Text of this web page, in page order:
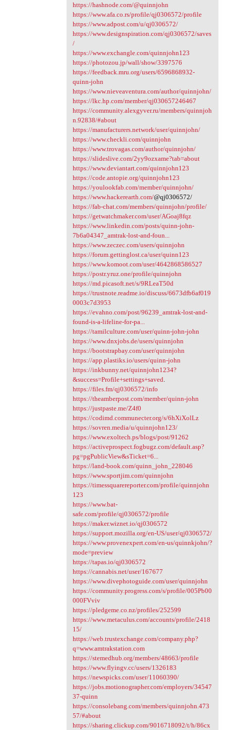
https://hashnode.com/@quinnjohn
https://www.afa.co.rs/profile/qj0306572/profile
https://www.adpost.com/u/qj0306572/
https://www.designspiration.com/qj0306572/saves
/
https://www.exchangle.com/quinnjohn123
https://photozou.jp/wall/show/3397576
https://feedback.mru.org/users/6596868932-
quinn-john
https://www.nieveaventura.com/author/quinnjohn/
https://lkc.hp.com/member/qj030657246467
https://community.alexgyver.ru/members/quinnjoh
n.92838/#about
https://manufacturers.network/user/quinnjohn/
https://www.checkli.com/quinnjohn
https://www.trovagas.com/author/quinnjohn/
https://slideslive.com/2yy9ozxame?tab=about
https://www.deviantart.com/quinnjohn123
https://code.antopie.org/quinnjohn123
https://youlookfab.com/member/quinnjohn/
https://www.hackerearth.com/@qj0306572/
https://fab-chat.com/members/quinnjohn/profile/
https://getwatchmaker.com/user/AGoaj8fqz
https://www.linkedin.com/posts/quinn-john-
7b6a04347_amtrak-lost-and-foun...
https://www.zeczec.com/users/quinnjohn
https://forum.gettinglost.ca/user/quinn123
https://www.komoot.com/user/4642868586527
https://postr.yruz.one/profile/quinnjohn
https://md.picasoft.net/s/9RLeaT50d
https://trustnote.readme.io/discuss/6673dfb6af019
0003c7d3953
https://evahno.com/post/96239_amtrak-lost-and-
found-is-a-lifeline-for-pa...
https://tamilculture.com/user/quinn-john-john
https://www.dnxjobs.de/users/quinnjohn
https://bootstrapbay.com/user/quinnjohn
https://app.plastiks.io/users/quinn-john
https://inkbunny.net/quinnjohn1234?
&success=Profile+settings+saved
https://files.fm/qj0306572/info
https://theamberpost.com/member/quinn-john
https://justpaste.me/Z4f0
https://codimd.communecter.org/s/6hXiXolLz
https://sovren.media/u/quinnjohn123/
https://www.exoltech.ps/blogs/post/91262
https://activeprospect.fogbugz.com/default.asp?
pg=pgPublicView&sTicket=6...
https://land-book.com/quinn_john_228046
https://www.sportjim.com/quinnjohn
https://timessquarereporter.com/profile/quinnjohn
123
https://www.bat-
safe.com/profile/qj0306572/profile
https://maker.wiznet.io/qj0306572
https://support.mozilla.org/en-US/user/qj0306572/
https://www.provenexpert.com/en-us/quinnkjohn/?
mode=preview
https://tapas.io/qj0306572
https://cannabis.net/user/167677
https://www.divephotoguide.com/user/quinnjohn
https://community.progress.com/s/profile/005Pb00
000FVviv
https://pledgeme.co.nz/profiles/252599
https://www.metaculus.com/accounts/profile/2418
15/
https://web.trustexchange.com/company.php?
q=www.amtrakstation.com
https://stemedhub.org/members/48663/profile
https://www.flyingv.cc/users/1326183
https://newspicks.com/user/11060390/
https://jobs.motionographer.com/employers/34547
37-quinn
https://consolebang.com/members/quinnjohn.473
57/#about
https://sharing.clickup.com/9016718092/t/h/86cx